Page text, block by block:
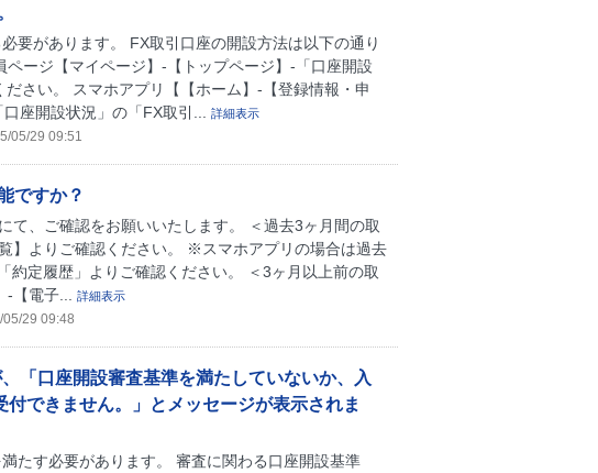
要があります。 FX取引口座の開設方法は以下の通り
ージ【マイページ】-【トップページ】-「口座開設
さい。 スマホアプリ【【ホーム】-【登録情報・申
座開設状況」の「FX取引...
詳細表示
05/29 09:51
ですか？
て、ご確認をお願いいたします。 ＜過去3ヶ月間の取
】よりご確認ください。 ※スマホアプリの場合は過去
定履歴」よりご確認ください。 ＜3ヶ月以上前の取
【電子...
詳細表示
29 09:48
「口座開設審査基準を満たしていないか、入
できません。」とメッセージが表示されま
たす必要があります。 審査に関わる口座開設基準